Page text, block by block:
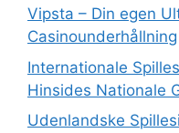
Vipsta – Din egen
Casinounderhållning
Internationale
Hinsides Nationale
Udenlandske